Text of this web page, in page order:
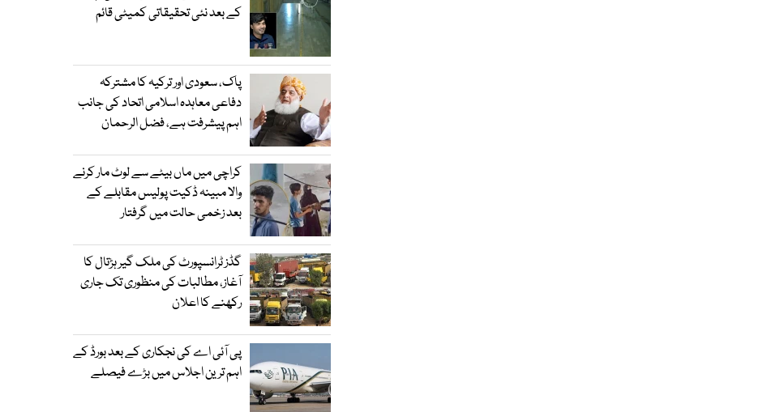
کے بعد نئی تحقیقاتی کمیٹی قائم
پاک، سعودی اور ترکیہ کا مشترکہ
دفاعی معاہدہ اسلامی اتحاد کی جانب
اہم پیشرفت ہے، فضل الرحمان
کراچی میں ماں بیٹے سے لوٹ مار کرنے
والا مبینہ ڈکیت پولیس مقابلے کے
بعد زخمی حالت میں گرفتار
گڈز ٹرانسپورٹ کی ملک گیر ہڑتال کا
آغاز، مطالبات کی منظوری تک جاری
رکھنے کا اعلان
پی آئی اے کی نجکاری کے بعد بورڈ کے
اہم ترین اجلاس میں بڑے فیصلے